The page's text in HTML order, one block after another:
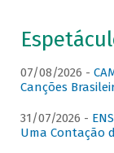
07/08/2026 -
Canções
31/07/2026 -
Uma Contação